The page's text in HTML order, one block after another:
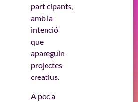
participants,
amb la
intenció
que
apareguin
projectes
creatius.
A poc a